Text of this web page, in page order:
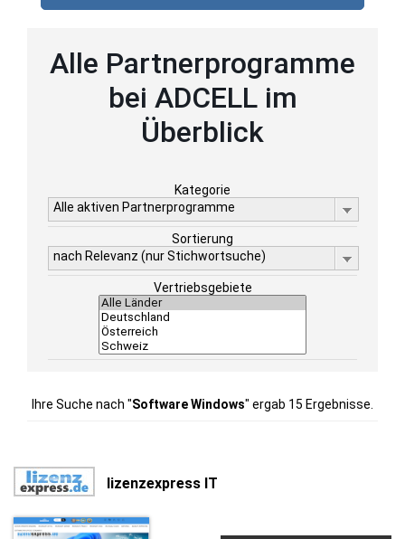
Alle Partnerprogramme
bei ADCELL im
Überblick
Kategorie
Alle aktiven Partnerprogramme
Sortierung
nach Relevanz (nur Stichwortsuche)
Vertriebsgebiete
Ihre Suche nach "Software Windows" ergab 15 Ergebnisse.
lizenzexpress IT